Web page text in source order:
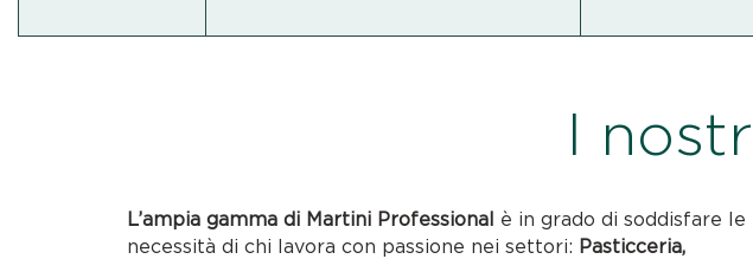
I
L’ampia gamma di Martini Professional è in grado di soddisfare le
necessità di chi lavora con passione nei settori: Pasticceria,